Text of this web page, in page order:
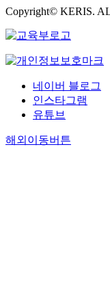
Copyright© KERIS.
네이버 블로그
인스타그램
유튜브
해외이동버튼